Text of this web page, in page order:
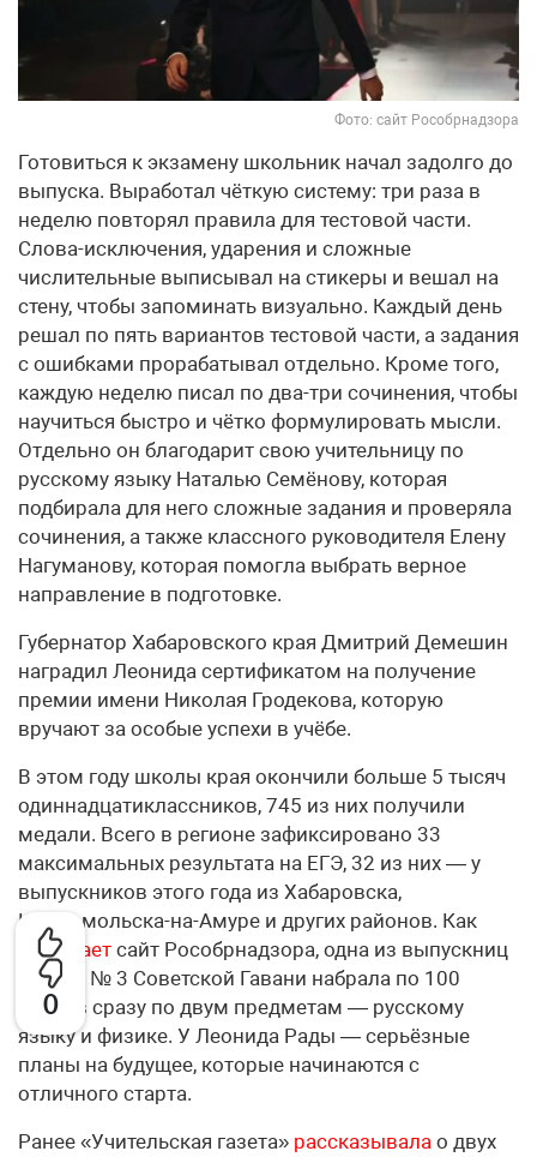
0
Фото: сайт Рособрнадзора
Готовиться к экзамену школьник начал задолго до
выпуска. Выработал чёткую систему: три раза в
неделю повторял правила для тестовой части.
Слова-исключения, ударения и сложные
числительные выписывал на стикеры и вешал на
стену, чтобы запоминать визуально. Каждый день
решал по пять вариантов тестовой части, а задания
с ошибками прорабатывал отдельно. Кроме того,
каждую неделю писал по два-три сочинения, чтобы
научиться быстро и чётко формулировать мысли.
Отдельно он благодарит свою учительницу по
русскому языку Наталью Семёнову, которая
подбирала для него сложные задания и проверяла
сочинения, а также классного руководителя Елену
Нагуманову, которая помогла выбрать верное
направление в подготовке.
Губернатор Хабаровского края Дмитрий Демешин
наградил Леонида сертификатом на получение
премии имени Николая Гродекова, которую
вручают за особые успехи в учёбе.
В этом году школы края окончили больше 5 тысяч
одиннадцатиклассников, 745 из них получили
медали. Всего в регионе зафиксировано 33
максимальных результата на ЕГЭ, 32 из них — у
выпускников этого года из Хабаровска,
Комсомольска-на-Амуре и других районов. Как
сообщает сайт Рособрнадзора, одна из выпускниц
школы № 3 Советской Гавани набрала по 100
баллов сразу по двум предметам — русскому
языку и физике. У Леонида Рады — серьёзные
планы на будущее, которые начинаются с
отличного старта.
Ранее «Учительская газета» рассказывала о двух